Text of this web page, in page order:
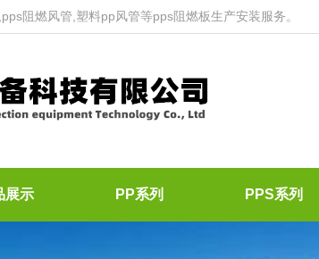
阻燃风管,塑料pp风管等pps阻燃板生产安装服务。
展示 PP系列 PPS系列